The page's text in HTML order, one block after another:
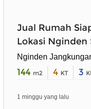
Jual Rumah
Lokasi Nginden
Nginden
144 m2 4 KT 3
1 minggu yang lalu